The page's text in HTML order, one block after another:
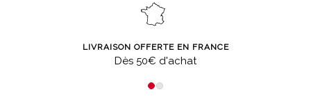
LIVRAISON OFFERTE EN FRANCE
Dès 50€ d'achat